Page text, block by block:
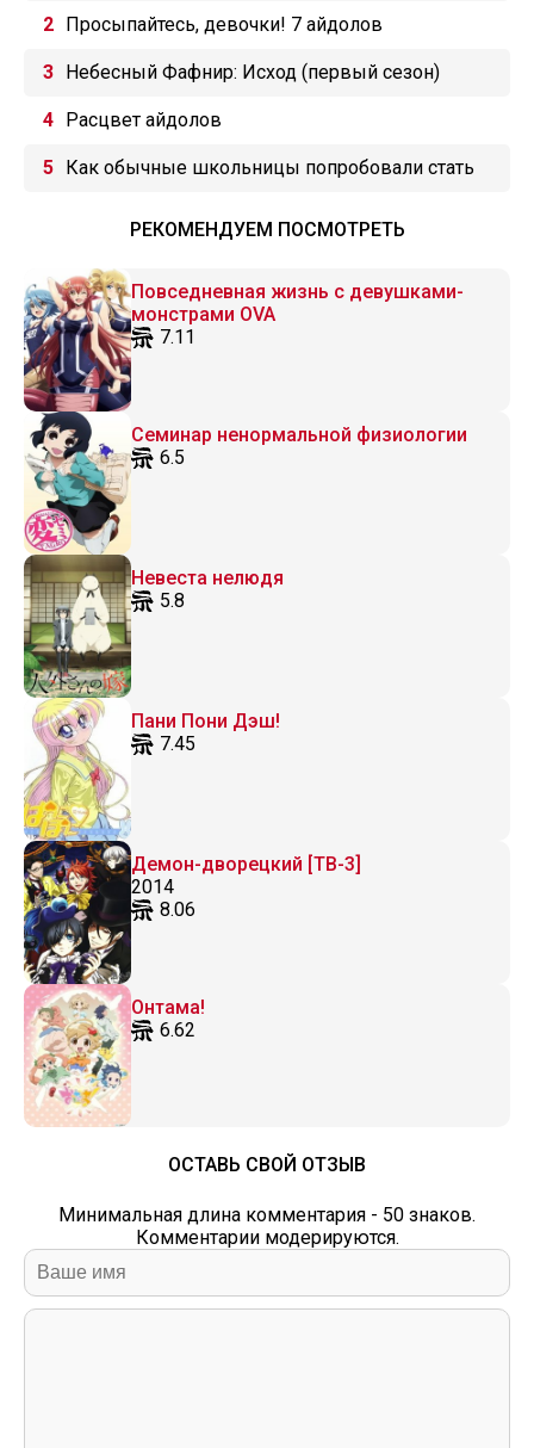
Просыпайтесь, девочки! 7 айдолов
Небесный Фафнир: Исход (первый сезон)
Расцвет айдолов
Как обычные школьницы попробовали стать
РЕКОМЕНДУЕМ ПОСМОТРЕТЬ
Повседневная жизнь с девушками-
монстрами OVA
7.11
Семинар ненормальной физиологии
6.5
Невеста нелюдя
5.8
Пани Пони Дэш!
7.45
Демон-дворецкий [ТВ-3]
2014
8.06
Онтама!
6.62
ОСТАВЬ СВОЙ ОТЗЫВ
Минимальная длина комментария - 50 знаков.
Комментарии модерируются.